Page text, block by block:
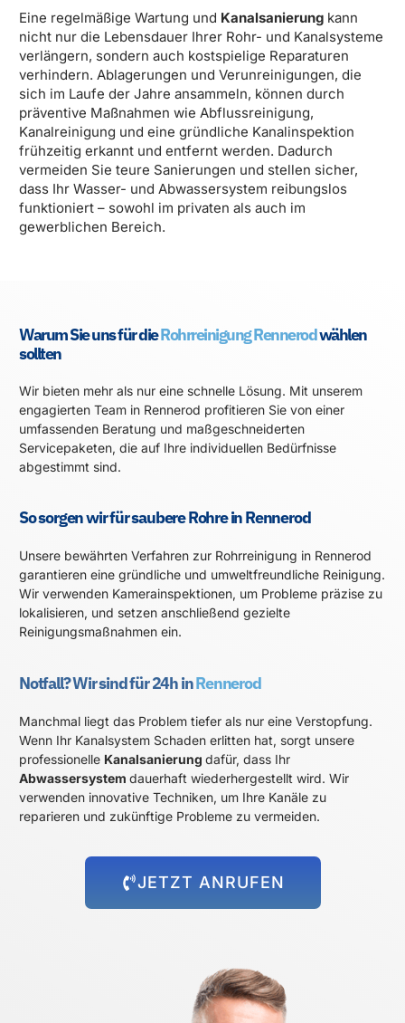
Eine regelmäßige Wartung und Kanalsanierung kann
nicht nur die Lebensdauer Ihrer Rohr- und Kanalsysteme
verlängern, sondern auch kostspielige Reparaturen
verhindern. Ablagerungen und Verunreinigungen, die
sich im Laufe der Jahre ansammeln, können durch
präventive Maßnahmen wie Abflussreinigung,
Kanalreinigung und eine gründliche Kanalinspektion
frühzeitig erkannt und entfernt werden. Dadurch
vermeiden Sie teure Sanierungen und stellen sicher,
dass Ihr Wasser- und Abwassersystem reibungslos
funktioniert – sowohl im privaten als auch im
gewerblichen Bereich.
Warum Sie uns für dieRohrreinigungRennerodwählen
sollten
Wir bieten mehr als nur eine schnelle Lösung. Mit unserem
engagierten Team in Rennerod profitieren Sie von einer
umfassenden Beratung und maßgeschneiderten
Servicepaketen, die auf Ihre individuellen Bedürfnisse
abgestimmt sind.
So sorgen wir für saubere Rohre in Rennerod
Unsere bewährten Verfahren zur Rohrreinigung in Rennerod
garantieren eine gründliche und umweltfreundliche Reinigung.
Wir verwenden Kamerainspektionen, um Probleme präzise zu
lokalisieren, und setzen anschließend gezielte
Reinigungsmaßnahmen ein.
Notfall? Wir sind für 24h inRennerod
Manchmal liegt das Problem tiefer als nur eine Verstopfung.
Wenn Ihr Kanalsystem Schaden erlitten hat, sorgt unsere
professionelle Kanalsanierung dafür, dass Ihr
Abwassersystem dauerhaft wiederhergestellt wird. Wir
verwenden innovative Techniken, um Ihre Kanäle zu
reparieren und zukünftige Probleme zu vermeiden.
JETZT ANRUFEN